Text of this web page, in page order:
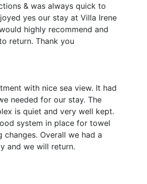
& was always quick to
yes our stay at Villa Irene
highly recommend and
return. Thank you
with nice sea view. It had
needed for our stay. The
is quiet and very well kept.
system in place for towel
changes. Overall we had a
and we will return.